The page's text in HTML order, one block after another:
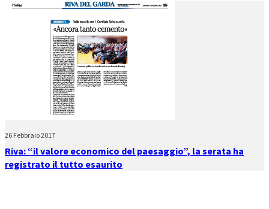
26 Febbraio 2017
Riva: “il valore economico del paesaggio”, la serata ha
registrato il tutto esaurito